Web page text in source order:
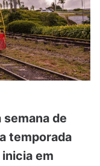
semana de
temporada
em